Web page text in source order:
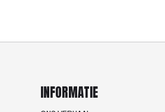
INFORMATIE